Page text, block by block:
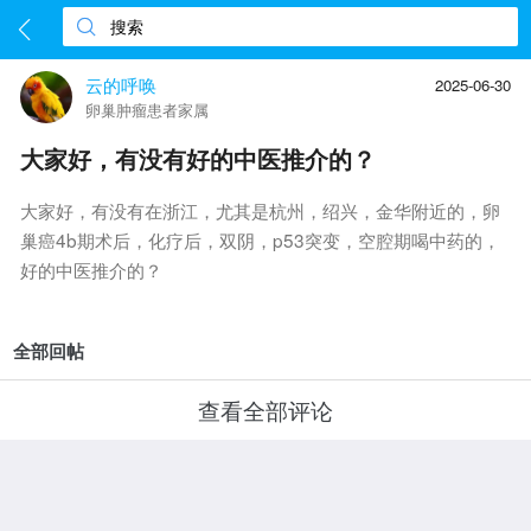
搜索
云的呼唤
2025-06-30
卵巢肿瘤患者家属
大家好，有没有好的中医推介的？
大家好，有没有在浙江，尤其是杭州，绍兴，金华附近的，卵
巢癌4b期术后，化疗后，双阴，p53突变，空腔期喝中药的，
好的中医推介的？
全部回帖
查看全部评论